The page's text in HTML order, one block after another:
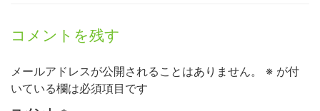
コメントを残す
メールアドレスが公開されることはありません。 ※ が付
いている欄は必須項目です